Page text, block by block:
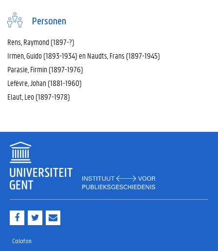
Personen
Rens, Raymond (1897-?)
Irmen, Guido (1893-1934) en Naudts, Frans (1897-1945)
Parasie, Firmin (1897-1976)
Lefèvre, Johan (1881-1960)
Elaut, Leo (1897-1978)
e
Colofon